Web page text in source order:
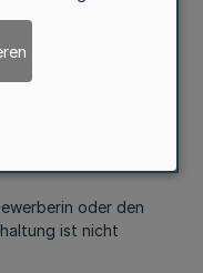
c) eine
mit einfacher
der oder dem
oder den
ist nicht